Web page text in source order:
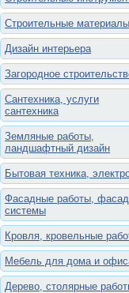
Строительные материалы
Дизайн интерьера
Загородное
Сантехника, услуги
сантехника
Земляные работы,
ландшафтный дизайн
Бытовая техника,
Фасадные работы,
системы
Кровля, кровельные
Мебель для дома и
Дерево, столярные